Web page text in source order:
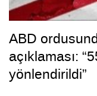
ABD
açıklaması:
yönlendirildi”